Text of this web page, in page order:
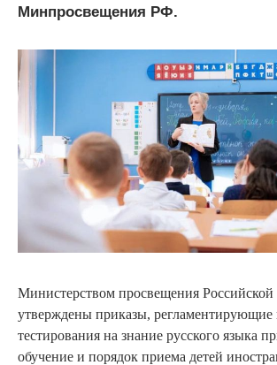
Минпросвещения РФ.
Министерством просвещения
утверждены приказы, регламентирующие
тестирования на знание русского языка
обучение и порядок приема детей